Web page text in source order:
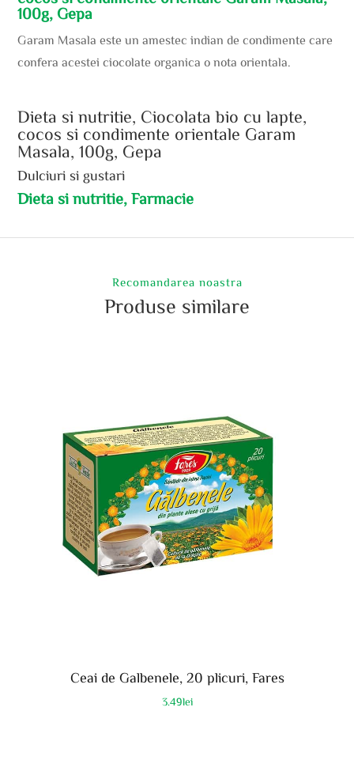
100g, Gepa
Garam Masala este un amestec indian de condimente care
confera acestei ciocolate organica o nota orientala.
Dieta si nutritie, Ciocolata bio cu lapte,
cocos si condimente orientale Garam
Masala, 100g, Gepa
Dulciuri si gustari
Dieta si nutritie, Farmacie
Recomandarea noastra
Produse similare
Ceai de Galbenele, 20 plicuri, Fares
3.49lei